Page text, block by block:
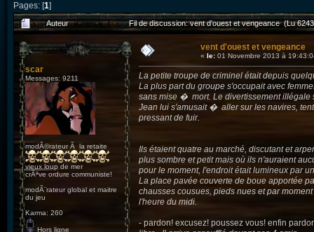
Pages: [1]
Auteur Fil de discussion: vent d'ouest et vengeance (Lu
scar
Messages: 9211
modÃ©rateur Ã la retaite
vieux loup de mer
crÃªve ordure communiste!
modÃ¨rateur global et maitre
du jeu
Karma: 260
Hors ligne
vent d'ouest et vengeance
« le: 01 Novembre 2013 à
La petite troupe de criminel était depuis
La plus part du groupe s'occupait avec
sans mise � mort. Le divertissement illégale
Jean lui s'amusait � aller sur les navires,
pressant de fuir.
Ils étaient quatre au marché, discutant et
plus sombre et petit mais où ils n'auraient
pour le moment, l'endroit était lumineux par
La place pavée couverte de boue apportée
chausses cousues, pieds nues et par
l'heure du midi.
- pardon! excusez! poussez vous! enfin